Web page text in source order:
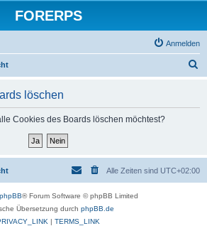
FORERPS
Anmelden
löschen
Cookies des Boards löschen möchtest?
Alle Zeiten sind UTC+02:00
phpBB® Forum Software © phpBB Limited
Übersetzung durch phpBB.de
| TERMS_LINK